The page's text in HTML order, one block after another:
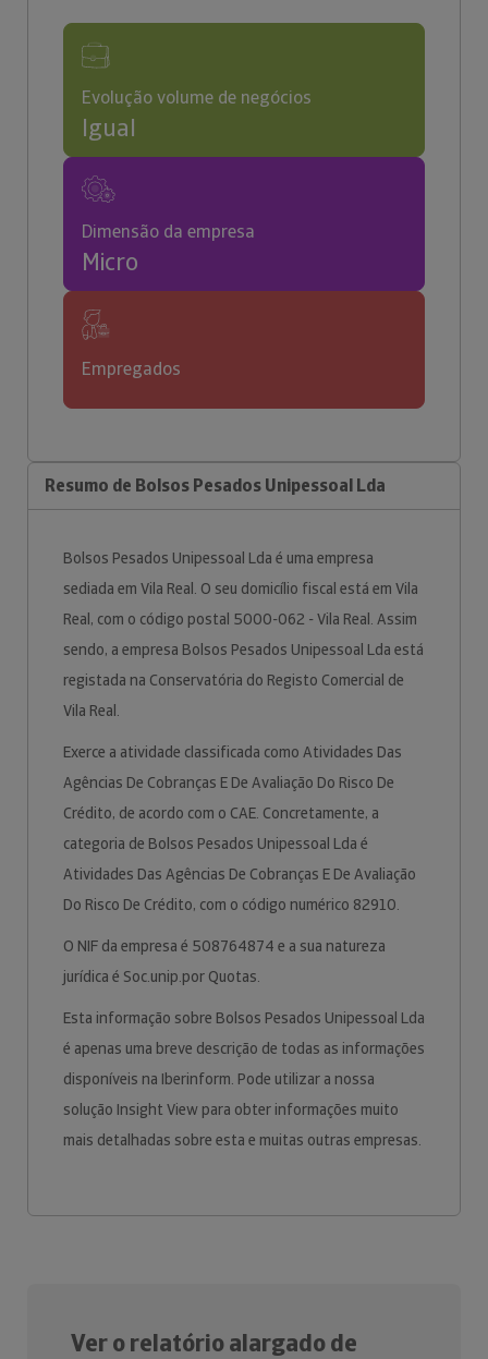
Evolução volume de negócios
Igual
Dimensão da empresa
Micro
Empregados
Resumo de Bolsos Pesados Unipessoal Lda
Bolsos Pesados Unipessoal Lda é uma empresa
sediada em Vila Real. O seu domicílio fiscal está em Vila
Real, com o código postal 5000-062 - Vila Real. Assim
sendo, a empresa Bolsos Pesados Unipessoal Lda está
registada na Conservatória do Registo Comercial de
Vila Real.
Exerce a atividade classificada como Atividades Das
Agências De Cobranças E De Avaliação Do Risco De
Crédito, de acordo com o CAE. Concretamente, a
categoria de Bolsos Pesados Unipessoal Lda é
Atividades Das Agências De Cobranças E De Avaliação
Do Risco De Crédito, com o código numérico 82910.
O NIF da empresa é 508764874 e a sua natureza
jurídica é Soc.unip.por Quotas.
Esta informação sobre Bolsos Pesados Unipessoal Lda
é apenas uma breve descrição de todas as informações
disponíveis na Iberinform. Pode utilizar a nossa
solução Insight View para obter informações muito
mais detalhadas sobre esta e muitas outras empresas.
Ver o relatório alargado de